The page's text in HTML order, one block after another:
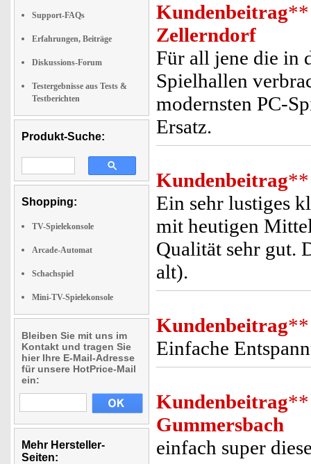
Support-FAQs
Erfahrungen, Beiträge
Diskussions-Forum
Testergebnisse aus Tests &
Testberichten
Produkt-Suche:
Shopping:
TV-Spielekonsole
Arcade-Automat
Schachspiel
Mini-TV-Spielekonsole
Bleiben Sie mit uns im
Kontakt und tragen Sie
hier Ihre E-Mail-Adresse
für unsere HotPrice-Mail
ein:
Mehr Hersteller-
Seiten:
Kundenbeitrag**
Zellerndorf
Für all jene die in
Spielhallen
modernsten PC-
Ersatz.
Kundenbeitrag**
Ein sehr lustiges
mit heutigen
Qualität sehr gut.
alt).
Kundenbeitrag**
Einfache
Kundenbeitrag**
Gummersbach
einfach super